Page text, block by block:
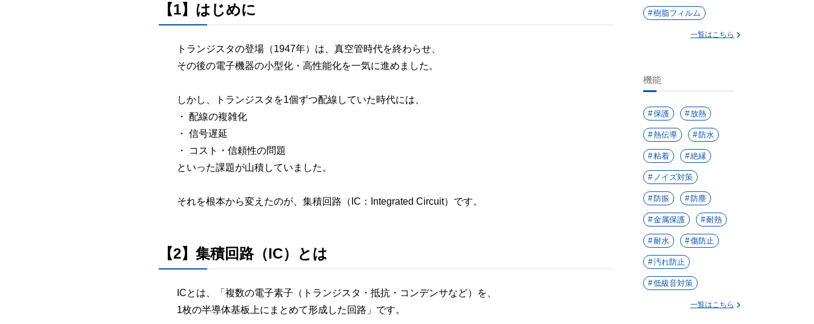
【1】はじめに
トランジスタの登場（1947年）は、真空管時代を終わらせ、
その後の電子機器の小型化・高性能化を一気に進めました。
しかし、トランジスタを1個ずつ配線していた時代には、
・ 配線の複雑化
・ 信号遅延
・ コスト・信頼性の問題
といった課題が山積していました。
それを根本から変えたのが、集積回路（IC：Integrated Circuit）です。
【2】集積回路（IC）とは
ICとは、「複数の電子素子（トランジスタ・抵抗・コンデンサなど）を、
1枚の半導体基板上にまとめて形成した回路」です。
樹脂フィルム
一覧はこちら
機能
保護 放熱
熱伝導 防水
粘着 絶縁
ノイズ対策
防振 防塵
金属保護 耐熱
耐水 傷防止
汚れ防止
低級音対策
一覧はこちら